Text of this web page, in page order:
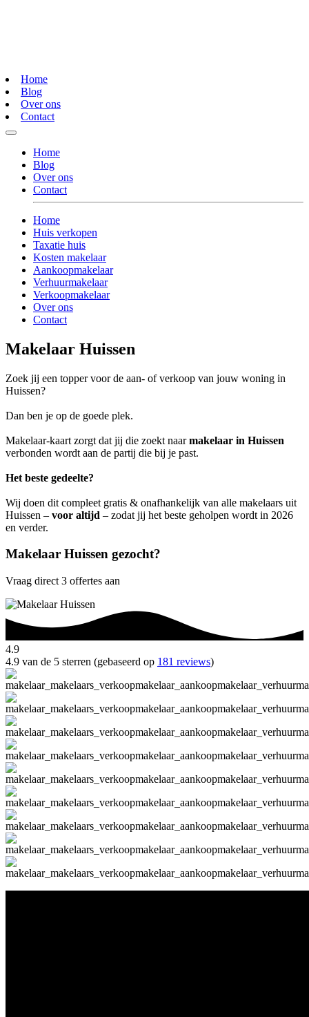
Home
Blog
Over ons
Contact
Home
Blog
Over ons
Contact
Home
Huis verkopen
Taxatie huis
Kosten makelaar
Aankoopmakelaar
Verhuurmakelaar
Verkoopmakelaar
Over ons
Contact
Makelaar Huissen
Zoek jij een topper voor de aan- of verkoop van jouw woning in
Huissen?
Dan ben je op de goede plek.
Makelaar-kaart zorgt dat jij die zoekt naarmakelaar in Huissen
verbonden wordt aan de partij die bij je past.
Het beste gedeelte?
Wij doen dit compleet gratis & onafhankelijk van alle makelaars uit
Huissen – voor altijd – zodat jij het beste geholpen wordt in 2026
en verder.
Makelaar Huissen gezocht?
Vraag direct 3 offertes aan
4.9
4.9 van de 5 sterren (gebaseerd op 181 reviews)